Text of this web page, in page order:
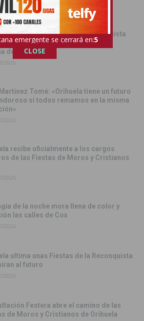
2026
inicia sus Fiestas de la Reconquista
Exposición Pública de la Gloriosa
del Oriol
2026
Tomé: «Orihuela tiene un futuro
si todos remamos en la misma
2026
recibe oficialmente a los cargos
de las Fiestas de Moros y Cristianos
2026
de la noche mora llena de color y
las calles de Cox
2026
ultima unas Fiestas de la Reconquista
al futuro
2026
Festera abre el camino de las
de Moros y Cristianos de Orihuela
emergente se cerrará en:4
CLOSE